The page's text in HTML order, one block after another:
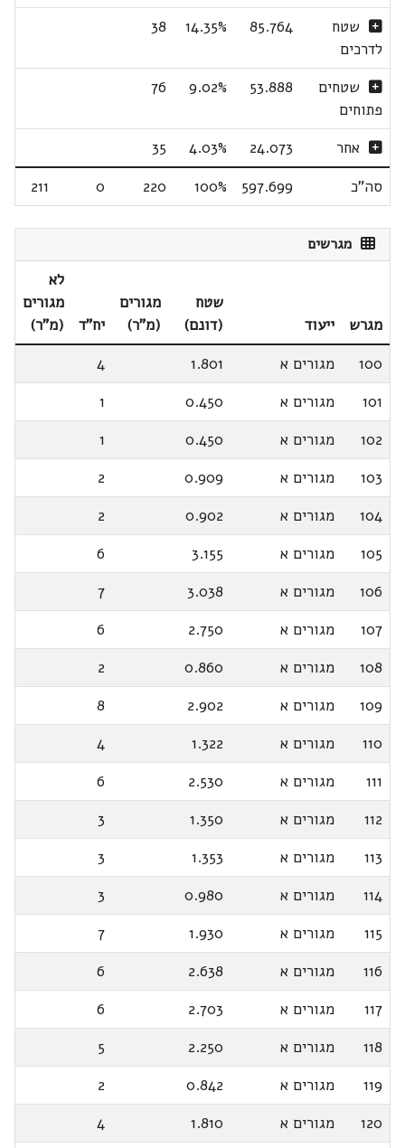
שטח
לדרכים
85.764
14.35%
38
שטחים
פתוחים
53.888
9.02%
76
אחר 24.073
4.03%
35
סה"כ
597.699
100%
220
0
211
מגרשים
מגרש ייעוד
שטח
(דונם)
מגורים
(מ"ר)
יח"ד
לא
מגורים
(מ"ר)
100
מגורים א 1.801
4
101
מגורים א 0.450
1
102
מגורים א 0.450
1
103
מגורים א 0.909
2
104
מגורים א 0.902
2
105
מגורים א 3.155
6
106
מגורים א 3.038
7
107
מגורים א 2.750
6
108
מגורים א 0.860
2
109
מגורים א 2.902
8
110
מגורים א 1.322
4
111
מגורים א 2.530
6
112
מגורים א 1.350
3
113
מגורים א 1.353
3
114
מגורים א 0.980
3
115
מגורים א 1.930
7
116
מגורים א 2.638
6
117
מגורים א 2.703
6
118
מגורים א 2.250
5
119
מגורים א 0.842
2
120
מגורים א 1.810
4